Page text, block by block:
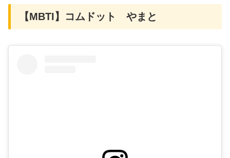
【MBTI】コムドット やまと